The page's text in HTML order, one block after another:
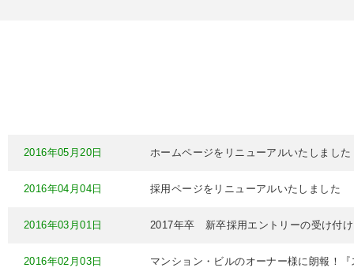
2016年05月20日 ホームページをリニューアルいたしました
2016年04月04日 採用ページをリニューアルいたしました
2016年03月01日 2017年卒 新卒採用エントリーの受け付
2016年02月03日 マンション・ビルのオーナー様に朗報！